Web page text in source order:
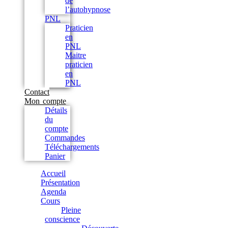
l’autohypnose
PNL
Praticien
en
PNL
Maitre
praticien
en
PNL
Contact
Mon compte
Détails
du
compte
Commandes
Téléchargements
Panier
Accueil
Présentation
Agenda
Cours
Pleine
conscience